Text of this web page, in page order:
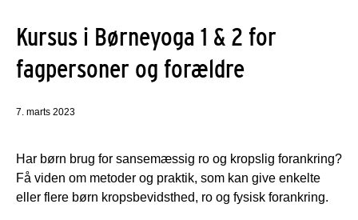
Kursus i Børneyoga 1 & 2 for
fagpersoner og forældre
7. marts 2023
Har børn brug for sansemæssig ro og kropslig forankring?
Få viden om metoder og praktik, som kan give enkelte
eller flere børn kropsbevidsthed, ro og fysisk forankring.